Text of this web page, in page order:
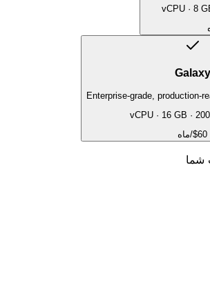
· 8
Galaxy
Enterprise-grade, production-
· 16 GB ·
$60/ماه
شما